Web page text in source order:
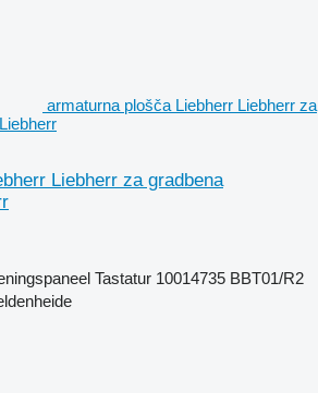
armaturna plošča Liebherr Liebherr za
Liebherr za gradbena
Tastatur 10014735 BBT01/R2